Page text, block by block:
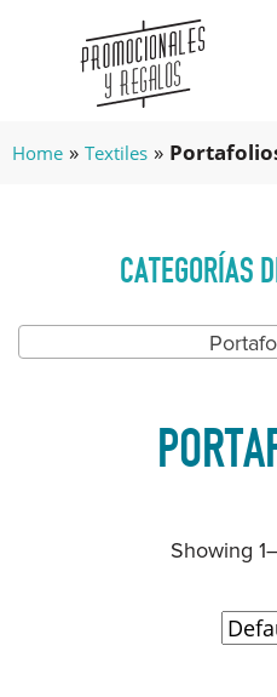
Home » Textiles »
CATEGORÍAS
Showing